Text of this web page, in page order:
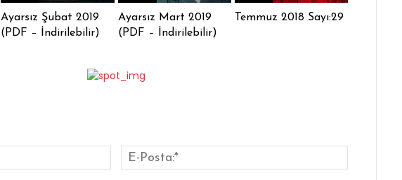
Ayarsız Şubat 2019
(PDF – İndirilebilir)
Ayarsız Mart 2019
(PDF – İndirilebilir)
Temmuz 2018 Sayı:29
İsim:*
Posta:*